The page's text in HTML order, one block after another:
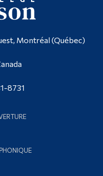
Montréal (Québec)
8731